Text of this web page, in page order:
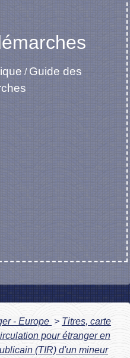
/ Guide des
- Europe > Titres, carte
pour étranger en
(TIR) d'un mineur